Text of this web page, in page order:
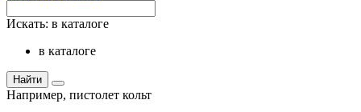
Искать: в каталоге
в каталоге
Найти
Например, пистолет кольт